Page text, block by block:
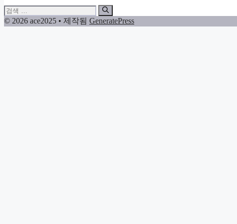
검
색:
© 2026 ace2025 • 제작됨 GeneratePress